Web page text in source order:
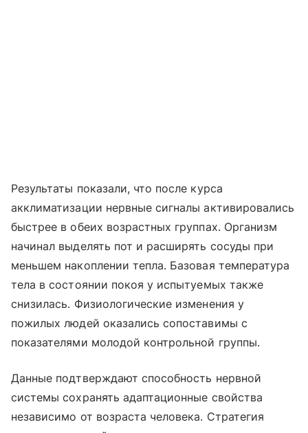
Результаты показали, что после курса
акклиматизации нервные сигналы активировались
быстрее в обеих возрастных группах. Организм
начинал выделять пот и расширять сосуды при
меньшем накоплении тепла. Базовая температура
тела в состоянии покоя у испытуемых также
снизилась. Физиологические изменения у
пожилых людей оказались сопоставимы с
показателями молодой контрольной группы.
Данные подтверждают способность нервной
системы сохранять адаптационные свойства
независимо от возраста человека. Стратегия